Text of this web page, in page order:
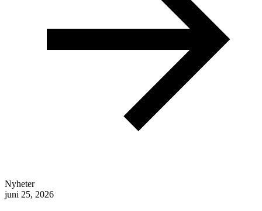
Nyheter
juni 25, 2026